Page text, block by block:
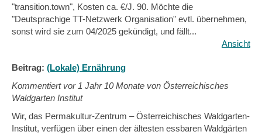
"transition.town", Kosten ca. €/J. 90. Möchte die
"Deutsprachige TT-Netzwerk Organisation" evtl. übernehmen,
sonst wird sie zum 04/2025 gekündigt, und fällt...
Ansicht
Beitrag: (Lokale) Ernährung
Kommentiert vor 1 Jahr 10 Monate von Österreichisches
Waldgarten Institut
Wir, das Permakultur-Zentrum – Österreichisches Waldgarten-
Institut, verfügen über einen der ältesten essbaren Waldgärten